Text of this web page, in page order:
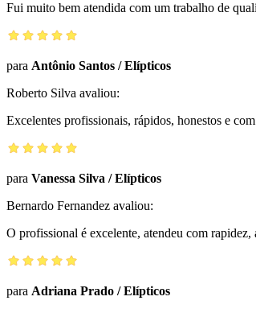
Fui muito bem atendida com um trabalho de
para Antônio Santos /Elípticos
Roberto Silva avaliou:
Excelentes profissionais, rápidos, honestos e
para Vanessa Silva /Elípticos
Bernardo Fernandez avaliou:
O profissional é excelente, atendeu com
para Adriana Prado /Elípticos